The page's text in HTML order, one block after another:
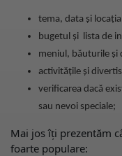
tema, data și
bugetul și lista de
meniul, băuturile și
activitățile și
verificarea dacă
sau nevoi speciale;
Mai jos îți prezentăm
foarte populare: